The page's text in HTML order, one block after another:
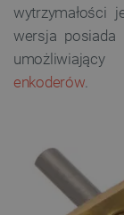
wytrzymałości
wersja posiada
enkoderów.